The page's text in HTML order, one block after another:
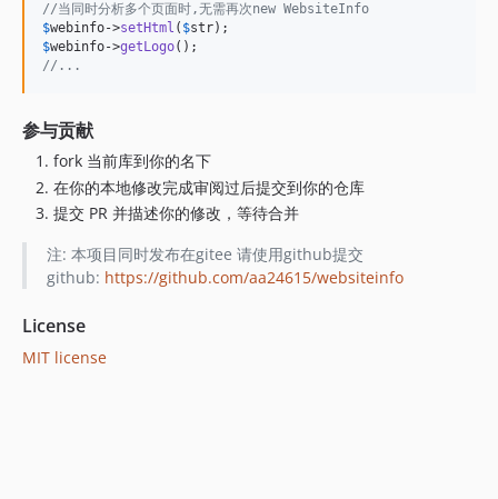
//当同时分析多个页面时,无需再次new WebsiteInfo
$webinfo->setHtml ( $str
$webinfo->getLogo
//...
参与贡献
fork 当前库到你的名下
在你的本地修改完成审阅过后提交到你的仓库
提交 PR 并描述你的修改，等待合并
注: 本项目同时发布在gitee 请使用github提交
github: https://github.com/aa24615/websiteinfo
License
MIT license